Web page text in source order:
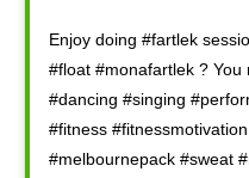
Enjoy doing #fartlek
#float #monafartlek ?
#dancing #singing
#fitness
#melbournepack #sweat